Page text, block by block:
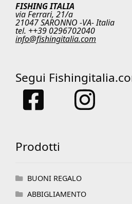
FISHING ITALIA
via Ferrari, 21/a
21047 SARONNO -VA- Italia
tel. ++39 0296702040
info@fishingitalia.com
Segui
Prodotti
BUONI REGALO
ABBIGLIAMENTO